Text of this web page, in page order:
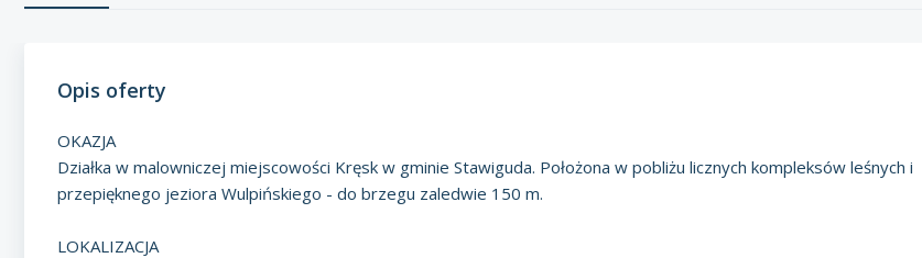
Opis oferty
OKAZJA
Działka w malowniczej miejscowości Kręsk w gminie Stawiguda. Położona w pobliżu licznych kompleksów leśnych i
przepięknego jeziora Wulpińskiego - do brzegu zaledwie 150 m.
LOKALIZACJA